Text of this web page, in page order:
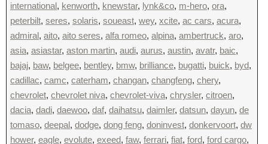
international, kenworth, knewstar, lynk&co, m-hero, ora,
peterbilt, seres, solaris, soueast, wey, xcite, ac cars, acura,
admiral, aito, aito seres, alfa romeo, alpina, ambertruck, aro,
asia, asiastar, aston martin, audi, aurus, austin, avatr, baic,
bajaj, baw, belgee, bentley, bmw, brilliance, bugatti, buick, byd,
cadillac, camc, caterham, changan, changfeng, chery,
chevrolet, chevrolet niva, chevrolet-viva, chrysler, citroen,
dacia, dadi, daewoo, daf, daihatsu, daimler, datsun, dayun, de
tomaso, deepal, dodge, dong feng, doninvest, donkervoort, dw
hower, eagle, evolute, exeed, faw, ferrari, fiat, ford, ford cargo,